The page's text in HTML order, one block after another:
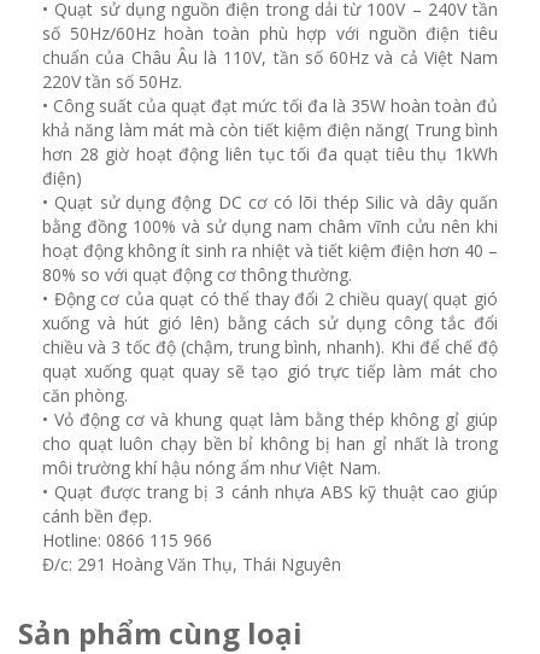
• Quạt sử dụng nguồn điện trong dải từ 100V – 240V tần
số 50Hz/60Hz hoàn toàn phù hợp với nguồn điện tiêu
chuẩn của Châu Âu là 110V, tần số 60Hz và cả Việt Nam
220V tần số 50Hz.
• Công suất của quạt đạt mức tối đa là 35W hoàn toàn đủ
khả năng làm mát mà còn tiết kiệm điện năng( Trung bình
hơn 28 giờ hoạt động liên tục tối đa quạt tiêu thụ 1kWh
điện)
• Quạt sử dụng động DC cơ có lõi thép Silic và dây quấn
bằng đồng 100% và sử dụng nam châm vĩnh cửu nên khi
hoạt động không ít sinh ra nhiệt và tiết kiệm điện hơn 40 –
80% so với quạt động cơ thông thường.
• Động cơ của quạt có thể thay đổi 2 chiều quay( quạt gió
xuống và hút gió lên) bằng cách sử dụng công tắc đổi
chiều và 3 tốc độ (chậm, trung bình, nhanh). Khi để chế độ
quạt xuống quạt quay sẽ tạo gió trực tiếp làm mát cho
căn phòng.
• Vỏ động cơ và khung quạt làm bằng thép không gỉ giúp
cho quạt luôn chạy bền bỉ không bị han gỉ nhất là trong
môi trường khí hậu nóng ẩm như Việt Nam.
• Quạt được trang bị 3 cánh nhựa ABS kỹ thuật cao giúp
cánh bền đẹp.
Hotline: 0866 115 966
Đ/c: 291 Hoàng Văn Thụ, Thái Nguyên
Sản phẩm cùng loại